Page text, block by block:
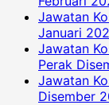
Jawatan
Januari
Jawatan
Perak
Jawatan
Disember